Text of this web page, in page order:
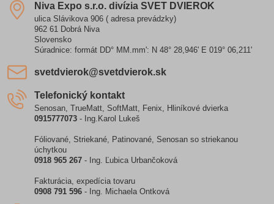
Niva Expo s​.r​.o​. divízia SVET DVIEROK
ulica Slávikova 906 ( adresa prevádzky)
962 61 Dobrá Niva
Slovensko
Súradnice: formát DD° MM.mm': N 48° 28,946' E 019° 06,211'
svetdvierok​@svetdvierok​.sk
Telefonický kontakt
Senosan, TrueMatt, SoftMatt, Fenix, Hliníkové dvierka
0915777073 - Ing.Karol Lukeš
Fóliované, Striekané, Patinované, Senosan so striekanou
úchytkou
0918 965 267 - Ing. Ľubica Urbančoková
Fakturácia, expedícia tovaru
0908 791 596 - Ing. Michaela Ontková